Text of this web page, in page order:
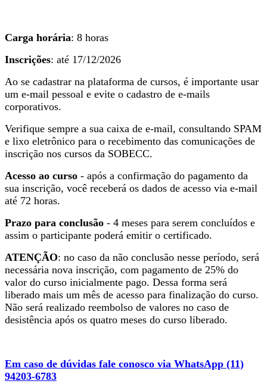
Carga horária: 8 horas
Inscrições: até 17/12/2026
Ao se cadastrar na plataforma de cursos, é importante usar
um e-mail pessoal e evite o cadastro de e-mails
corporativos.
Verifique sempre a sua caixa de e-mail, consultando SPAM
e lixo eletrônico para o recebimento das comunicações de
inscrição nos cursos da SOBECC.
Acesso ao curso - após a confirmação do pagamento da
sua inscrição, você receberá os dados de acesso via e-mail
até 72 horas.
Prazo para conclusão - 4 meses para serem concluídos e
assim o participante poderá emitir o certificado.
ATENÇÃO: no caso da não conclusão nesse período, será
necessária nova inscrição, com pagamento de 25% do
valor do curso inicialmente pago. Dessa forma será
liberado mais um mês de acesso para finalização do curso.
Não será realizado reembolso de valores no caso de
desistência após os quatro meses do curso liberado.
Em caso de dúvidas fale conosco via WhatsApp (11)
94203-6783